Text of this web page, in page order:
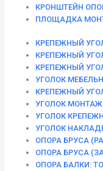
КРОНШТЕЙН
ПЛОЩАДКА
КРЕПЕЖНЫЙ
КРЕПЕЖНЫЙ
КРЕПЕЖНЫЙ
УГОЛОК
КРЕПЕЖНЫЙ
УГОЛОК
УГОЛОК
УГОЛОК
ОПОРА БРУСА
ОПОРА БРУСА
ОПОРА БАЛКИ: